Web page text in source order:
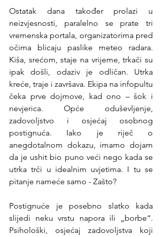
Ostatak dana također prolazi u
neizvjesnosti, paralelno se prate tri
vremenska portala, organizatorima pred
očima blicaju paslike meteo radara.
Kiša, srećom, staje na vrijeme, trkači su
ipak došli, odaziv je odličan. Utrka
kreće, traje i završava. Ekipa na infopultu
čeka prve dojmove, kad ono – šok i
nevjerica. Opće oduševljenje,
zadovoljstvo i osjećaj osobnog
postignuća. Iako je riječ o
anegdotalnom dokazu, imamo dojam
da je ushit bio puno veći nego kada se
utrka trči u idealnim uvjetima. I tu se
pitanje nameće samo - Zašto?
Postignuće je posebno slatko kada
slijedi neku vrstu napora ili „borbe“.
Psihološki, osjećaj zadovoljstva koji